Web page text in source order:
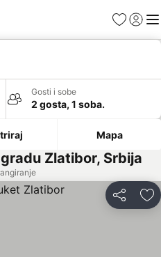
FavoritiPrijavi
Gosti i sobe
2 gosta, 1 soba.
Mapa
Zlatibor, Srbija
Deli